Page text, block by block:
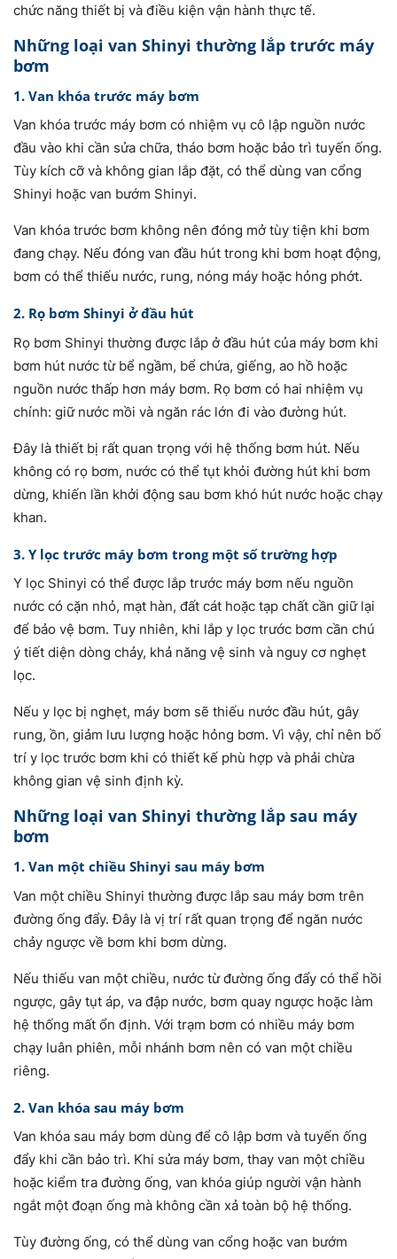
chức năng thiết bị và điều kiện vận hành thực tế.
Những loại van Shinyi thường lắp trước máy
bơm
1. Van khóa trước máy bơm
Van khóa trước máy bơm có nhiệm vụ cô lập nguồn nước
đầu vào khi cần sửa chữa, tháo bơm hoặc bảo trì tuyến ống.
Tùy kích cỡ và không gian lắp đặt, có thể dùng van cổng
Shinyi hoặc van bướm Shinyi.
Van khóa trước bơm không nên đóng mở tùy tiện khi bơm
đang chạy. Nếu đóng van đầu hút trong khi bơm hoạt động,
bơm có thể thiếu nước, rung, nóng máy hoặc hỏng phớt.
2. Rọ bơm Shinyi ở đầu hút
Rọ bơm Shinyi thường được lắp ở đầu hút của máy bơm khi
bơm hút nước từ bể ngầm, bể chứa, giếng, ao hồ hoặc
nguồn nước thấp hơn máy bơm. Rọ bơm có hai nhiệm vụ
chính: giữ nước mồi và ngăn rác lớn đi vào đường hút.
Đây là thiết bị rất quan trọng với hệ thống bơm hút. Nếu
không có rọ bơm, nước có thể tụt khỏi đường hút khi bơm
dừng, khiến lần khởi động sau bơm khó hút nước hoặc chạy
khan.
3. Y lọc trước máy bơm trong một số trường hợp
Y lọc Shinyi có thể được lắp trước máy bơm nếu nguồn
nước có cặn nhỏ, mạt hàn, đất cát hoặc tạp chất cần giữ lại
để bảo vệ bơm. Tuy nhiên, khi lắp y lọc trước bơm cần chú
ý tiết diện dòng chảy, khả năng vệ sinh và nguy cơ nghẹt
lọc.
Nếu y lọc bị nghẹt, máy bơm sẽ thiếu nước đầu hút, gây
rung, ồn, giảm lưu lượng hoặc hỏng bơm. Vì vậy, chỉ nên bố
trí y lọc trước bơm khi có thiết kế phù hợp và phải chừa
không gian vệ sinh định kỳ.
Những loại van Shinyi thường lắp sau máy
bơm
1. Van một chiều Shinyi sau máy bơm
Van một chiều Shinyi thường được lắp sau máy bơm trên
đường ống đẩy. Đây là vị trí rất quan trọng để ngăn nước
chảy ngược về bơm khi bơm dừng.
Nếu thiếu van một chiều, nước từ đường ống đẩy có thể hồi
ngược, gây tụt áp, va đập nước, bơm quay ngược hoặc làm
hệ thống mất ổn định. Với trạm bơm có nhiều máy bơm
chạy luân phiên, mỗi nhánh bơm nên có van một chiều
riêng.
2. Van khóa sau máy bơm
Van khóa sau máy bơm dùng để cô lập bơm và tuyến ống
đẩy khi cần bảo trì. Khi sửa máy bơm, thay van một chiều
hoặc kiểm tra đường ống, van khóa giúp người vận hành
ngắt một đoạn ống mà không cần xả toàn bộ hệ thống.
Tùy đường ống, có thể dùng van cổng hoặc van bướm